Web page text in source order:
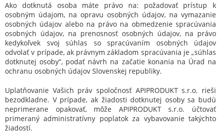
Ako dotknutá osoba máte právo na: požadovať prístup k
osobným údajom, na opravu osobných údajov, na vymazanie
osobných údajov alebo na právo na obmedzenie spracúvania
osobných údajov, na prenosnosť osobných údajov, na právo
kedykoľvek svoj súhlas so spracúvaním osobných údajov
odvolať v prípade, ak právnym základom spracúvania je „súhlas
dotknutej osoby“, podať návrh na začatie konania na Úrad na
ochranu osobných údajov Slovenskej republiky.
Uplatňovanie Vašich práv spoločnosť APIPRODUKT s.r.o. rieši
bezodkladne. V prípade, ak žiadosti dotknutej osoby sa budú
neprimerane opakovať, môže APIPRODUKT s.r.o. účtovať
primeraný administratívny poplatok za vybavovanie takýchto
žiadostí.